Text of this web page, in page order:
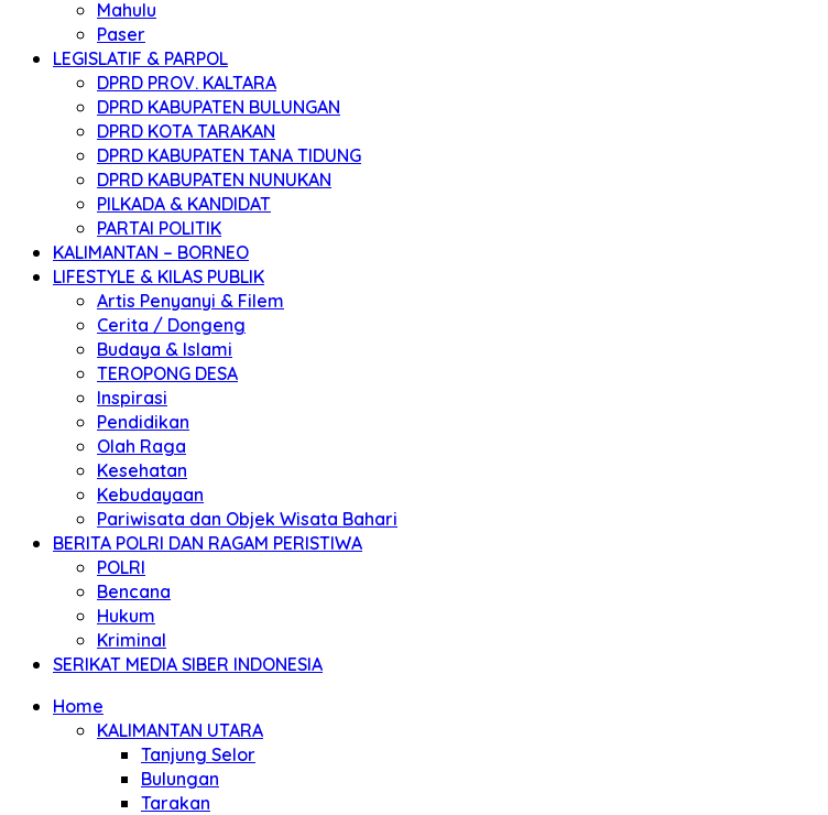
Mahulu
Paser
LEGISLATIF & PARPOL
DPRD PROV. KALTARA
DPRD KABUPATEN BULUNGAN
DPRD KOTA TARAKAN
DPRD KABUPATEN TANA TIDUNG
DPRD KABUPATEN NUNUKAN
PILKADA & KANDIDAT
PARTAI POLITIK
KALIMANTAN – BORNEO
LIFESTYLE & KILAS PUBLIK
Artis Penyanyi & Filem
Cerita / Dongeng
Budaya & Islami
TEROPONG DESA
Inspirasi
Pendidikan
Olah Raga
Kesehatan
Kebudayaan
Pariwisata dan Objek Wisata Bahari
BERITA POLRI DAN RAGAM PERISTIWA
POLRI
Bencana
Hukum
Kriminal
SERIKAT MEDIA SIBER INDONESIA
Home
KALIMANTAN UTARA
Tanjung Selor
Bulungan
Tarakan